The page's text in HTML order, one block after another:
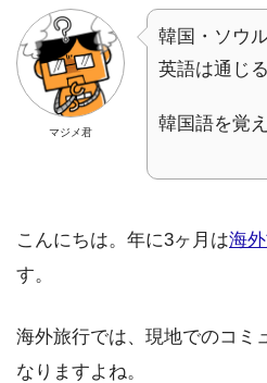
マジメ君
韓国・ソウ
英語は通じ
韓国語を覚
こんにちは。年に3ヶ月は海
す。
海外旅行では、現地でのコミ
なりますよね。